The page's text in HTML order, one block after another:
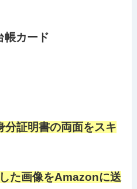
帳カード
分証明書の両面をスキ
た画像をAmazonに送